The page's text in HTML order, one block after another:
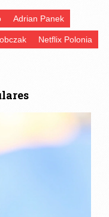
Adrian Panek
Netflix Polonia